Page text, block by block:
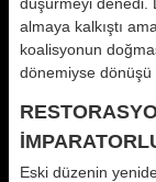
almaya kalkıştı
koalisyonun
dönemiyse dönüşü
Eski düzenin